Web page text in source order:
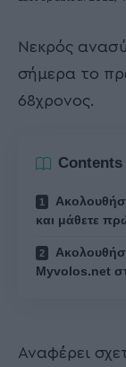
Νεκρός
σήμερα το
68χρονος.
Contents
και μάθετε
Myvolos.net
Αναφέρει